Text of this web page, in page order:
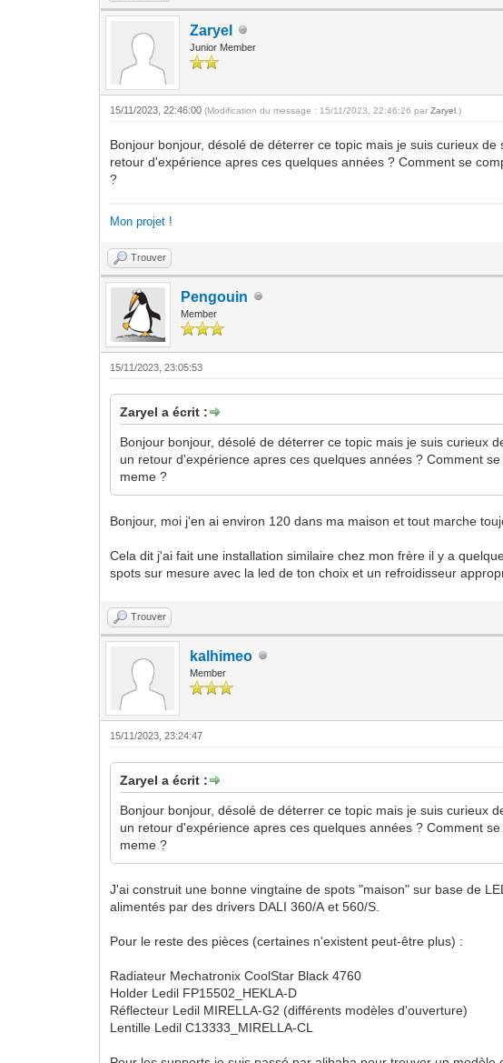
Zaryel
Junior Member
15/11/2023, 22:46:00(Modification du message : 15/11/2023, 22:46:26 parZaryel .)
Bonjour bonjour, désolé de déterrer ce topic mais je suis curieux
retour d'expérience apres ces quelques années ? Comment se
?
Mon projet !
Trouver
Pengouin
Member
15/11/2023, 23:05:53
Zaryel a écrit :
Bonjour bonjour, désolé de déterrer ce topic mais je suis curieux
un retour d'expérience apres ces quelques années ? Comment
meme ?
Bonjour, moi j'en ai environ 120 dans ma maison et tout marche
Cela dit j'ai fait une installation similaire chez mon frère il y a
spots sur mesure avec la led de ton choix et un refroidisseur
Trouver
kalhimeo
Member
15/11/2023, 23:24:47
Zaryel a écrit :
Bonjour bonjour, désolé de déterrer ce topic mais je suis curieux
un retour d'expérience apres ces quelques années ? Comment
meme ?
J'ai construit une bonne vingtaine de spots "maison" sur base de
alimentés par des drivers DALI 360/A et 560/S.
Pour le reste des pièces (certaines n'existent peut-être plus) :
Radiateur Mechatronix CoolStar Black 4760
Holder Ledil FP15502_HEKLA-D
Réflecteur Ledil MIRELLA-G2 (différents modèles d'ouverture)
Lentille Ledil C13333_MIRELLA-CL